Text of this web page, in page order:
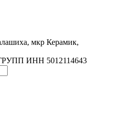
мкр Керамик,
ИНН 5012114643